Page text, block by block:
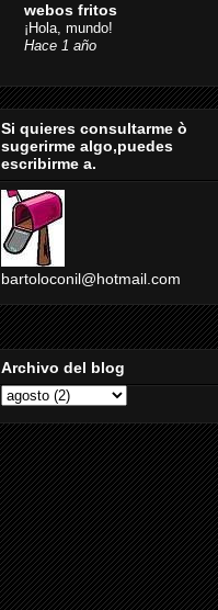
webos fritos
¡Hola, mundo!
Hace 1 año
Si quieres consultarme ò
sugerirme algo,puedes
escribirme a.
bartoloconil@hotmail.com
Archivo del blog